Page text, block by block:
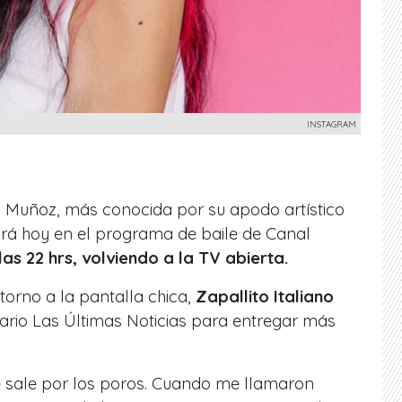
INSTAGRAM
Muñoz, más conocida por su apodo artístico
hoy en el programa de baile de Canal
22 hrs, volviendo a la TV abierta.
a la pantalla chica, Zapallito Italiano
Las Últimas Noticias para entregar más
sale por los poros. Cuando me llamaron